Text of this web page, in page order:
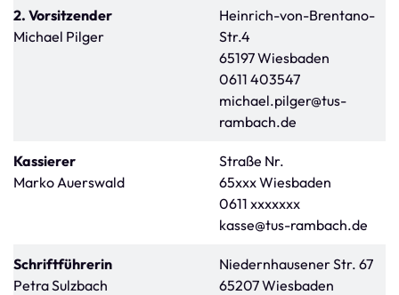
2. Vorsitzender
Michael Pilger
Heinrich-von-Brentano-
Str.4
65197 Wiesbaden
0611 403547
michael.pilger@tus-
rambach.de
Kassierer
Marko Auerswald
Straße Nr.
65xxx Wiesbaden
0611 xxxxxxx
kasse@tus-rambach.de
Schriftführerin
Petra Sulzbach
Niedernhausener Str. 67
65207 Wiesbaden